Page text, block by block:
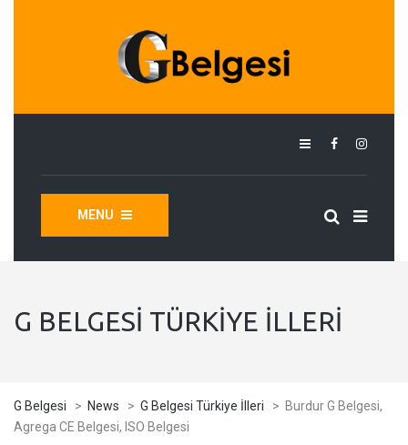
MENU
G BELGESI TÜRKIYE İLLERI
G Belgesi > News > G Belgesi Türkiye İlleri > Burdur G Belgesi,
Agrega CE Belgesi, ISO Belgesi